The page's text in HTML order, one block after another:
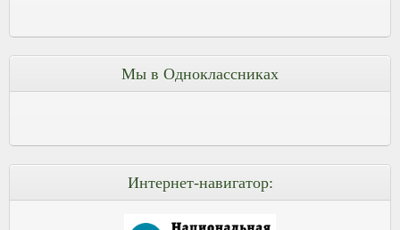
Мы в Одноклассниках
Интернет-навигатор: